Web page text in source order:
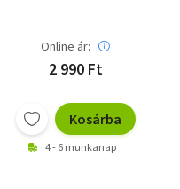
Online ár:
2 990 Ft
Kosárba
4 - 6 munkanap